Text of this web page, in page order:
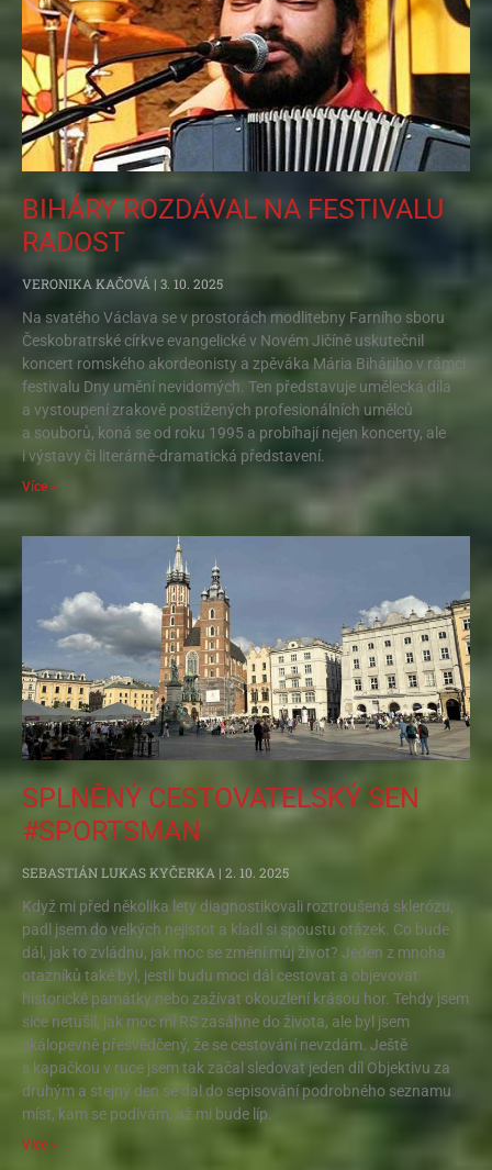
BIHÁRY ROZDÁVAL NA FESTIVALU
RADOST
VERONIKA KAČOVÁ
3. 10. 2025
Na svatého Václava se v prostorách modlitebny Farního sboru
Českobratrské církve evangelické v Novém Jičíně uskutečnil
koncert romského akordeonisty a zpěváka Mária Biháriho v rámci
festivalu Dny umění nevidomých. Ten představuje umělecká díla
a vystoupení zrakově postižených profesionálních umělců
a souborů, koná se od roku 1995 a probíhají nejen koncerty, ale
i výstavy či literárně-dramatická představení.
Více »
SPLNĚNÝ CESTOVATELSKÝ SEN
#SPORTSMAN
SEBASTIÁN LUKAS KYČERKA
2. 10. 2025
Když mi před několika lety diagnostikovali roztroušená sklerózu,
padl jsem do velkých nejistot a kladl si spoustu otázek. Co bude
dál, jak to zvládnu, jak moc se změní můj život? Jeden z mnoha
otazníků také byl, jestli budu moci dál cestovat a objevovat
historické památky nebo zažívat okouzlení krásou hor. Tehdy jsem
sice netušil, jak moc mi RS zasáhne do života, ale byl jsem
skálopevně přesvědčený, že se cestování nevzdám. Ještě
s kapačkou v ruce jsem tak začal sledovat jeden díl Objektivu za
druhým a stejný den se dal do sepisování podrobného seznamu
míst, kam se podívám, až mi bude líp.
Více »